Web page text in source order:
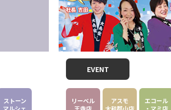
ストーン
マルシェ
EVENT
リーベル
王寺店
アスモ
大和郡山店
エコール
・マミ店